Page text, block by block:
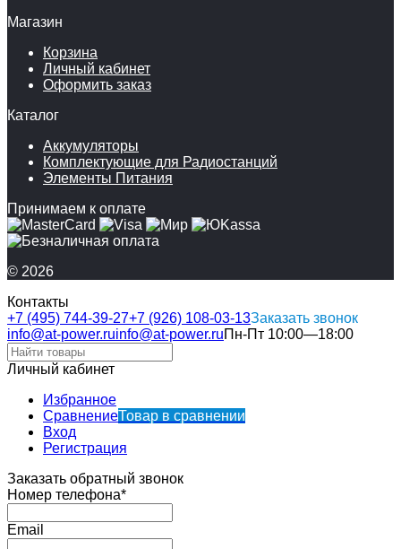
Магазин
Корзина
Личный кабинет
Оформить заказ
Каталог
Аккумуляторы
Комплектующие для Радиостанций
Элементы Питания
Принимаем к оплате
© 2026
Контакты
+7 (495) 744-39-27+7 (926) 108-03-13Заказать звонок
info@at-power.ruinfo@at-power.ruПн-Пт 10:00—18:00
Личный кабинет
Избранное
СравнениеТовар в сравнении
Вход
Регистрация
Заказать обратный звонок
Номер телефона*
Email